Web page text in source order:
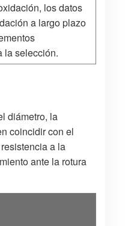
los datos
a largo plazo
la selección.
diámetro, la
coincidir con el
a la
ante la rotura